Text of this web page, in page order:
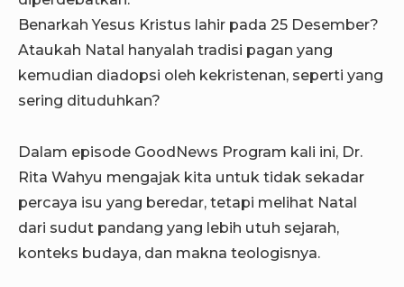
Benarkah Yesus Kristus lahir pada 25 Desember?
Ataukah Natal hanyalah tradisi pagan yang
kemudian diadopsi oleh kekristenan, seperti yang
sering dituduhkan?
Dalam episode GoodNews Program kali ini, Dr.
Rita Wahyu mengajak kita untuk tidak sekadar
percaya isu yang beredar, tetapi melihat Natal
dari sudut pandang yang lebih utuh sejarah,
konteks budaya, dan makna teologisnya.